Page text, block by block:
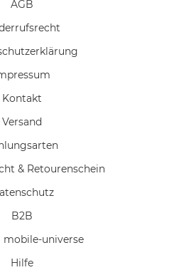
AGB
Kontakt
Versand
& Retourenschein
B2B
mobile-universe
Hilfe